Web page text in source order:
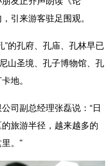
引来游客驻足围观。
孔府、孔庙、孔林早已
山圣境、孔子博物馆、孔
地。
副总经理张磊说：“日
旅游半径，越来越多的
。”